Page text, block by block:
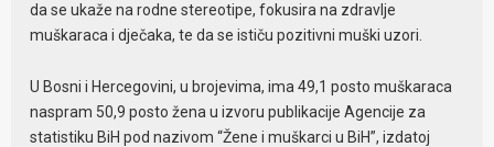
da se ukaže na rodne stereotipe, fokusira na zdravlje
muškaraca i dječaka, te da se ističu pozitivni muški uzori.
U Bosni i Hercegovini, u brojevima, ima 49,1 posto muškaraca
naspram 50,9 posto žena u izvoru publikacije Agencije za
statistiku BiH pod nazivom “Žene i muškarci u BiH”, izdatoj